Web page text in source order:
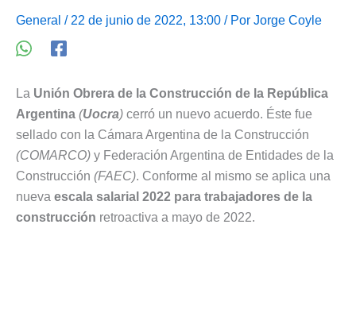
General / 22 de junio de 2022, 13:00 / Por Jorge Coyle
La Unión Obrera de la Construcción de la República
Argentina (Uocra) cerró un nuevo acuerdo. Éste fue
sellado con la Cámara Argentina de la Construcción
(COMARCO) y Federación Argentina de Entidades de la
Construcción (FAEC). Conforme al mismo se aplica una
nueva escala salarial 2022 para trabajadores de la
construcción retroactiva a mayo de 2022.